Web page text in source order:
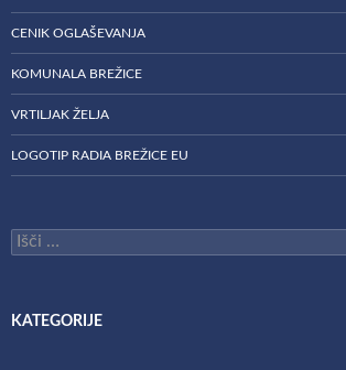
CENIK OGLAŠEVANJA
KOMUNALA BREŽICE
VRTILJAK ŽELJA
LOGOTIP RADIA BREŽICE EU
Išči:
KATEGORIJE